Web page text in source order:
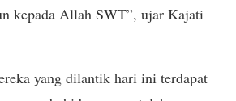
kepada Allah SWT”, ujar Kajati
yang dilantik hari ini terdapat